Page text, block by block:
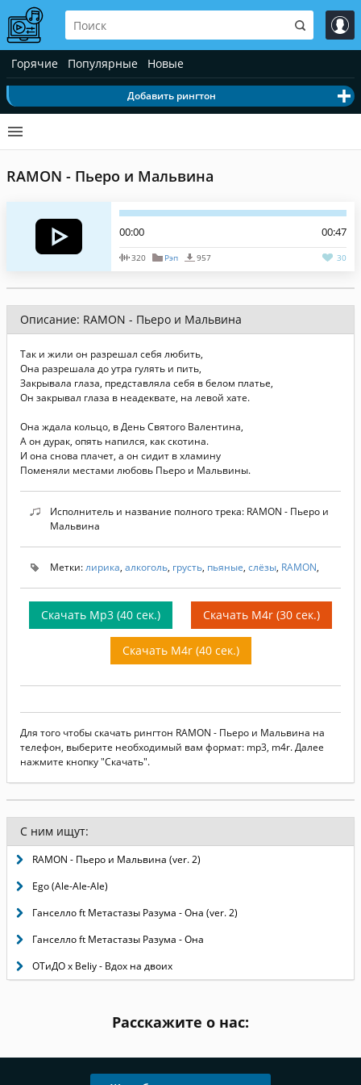
Горячие Популярные Новые
Добавить рингтон
RAMON - Пьеро и Мальвина
00:00 00:47
320 Рэп 957 30
Описание: RAMON - Пьеро и Мальвина
Так и жили он разрешал себя любить,
Она разрешала до утра гулять и пить,
Закрывала глаза, представляла себя в белом платье,
Он закрывал глаза в неадеквате, на левой хате.
Она ждала кольцо, в День Святого Валентина,
А он дурак, опять напился, как скотина.
И она снова плачет, а он сидит в хламину
Поменяли местами любовь Пьеро и Мальвины.
Исполнитель и название полного трека: RAMON - Пьеро и
Мальвина
Метки:лирика, алкоголь, грусть, пьяные, слёзы, RAMON,
Скачать Mp3 (40 сек.) Скачать M4r (30 сек.)
Скачать M4r (40 сек.)
Для того чтобы скачать рингтон RAMON - Пьеро и Мальвина на
телефон, выберите необходимый вам формат: mp3, m4r. Далее
нажмите кнопку "Скачать".
С ним ищут:
RAMON - Пьеро и Мальвина (ver. 2)
Ego (Ale-Ale-Ale)
Ганселло ft Метастазы Разума - Она (ver. 2)
Ганселло ft Метастазы Разума - Она
ОТиДО х Beliy - Вдох на двоих
Расскажите о нас: